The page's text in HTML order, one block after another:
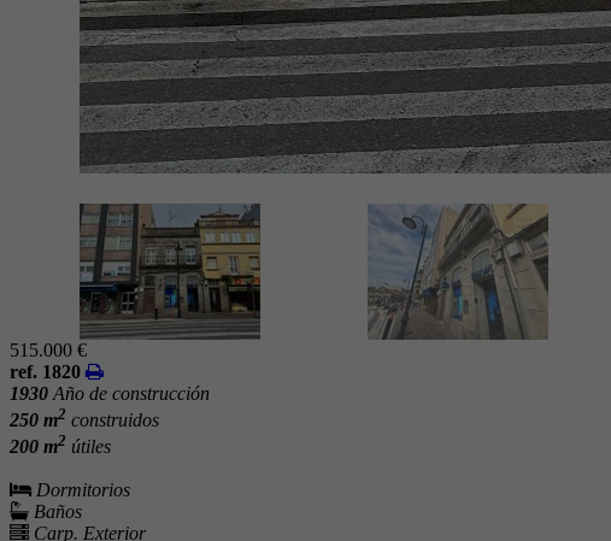
515.000 €
ref. 1820
1930 Año de construcción
250 m2 construidos
200 m2 útiles
Dormitorios
Baños
Carp. Exterior